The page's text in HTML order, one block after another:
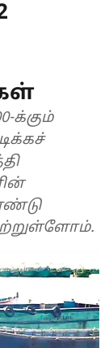
க்கும்